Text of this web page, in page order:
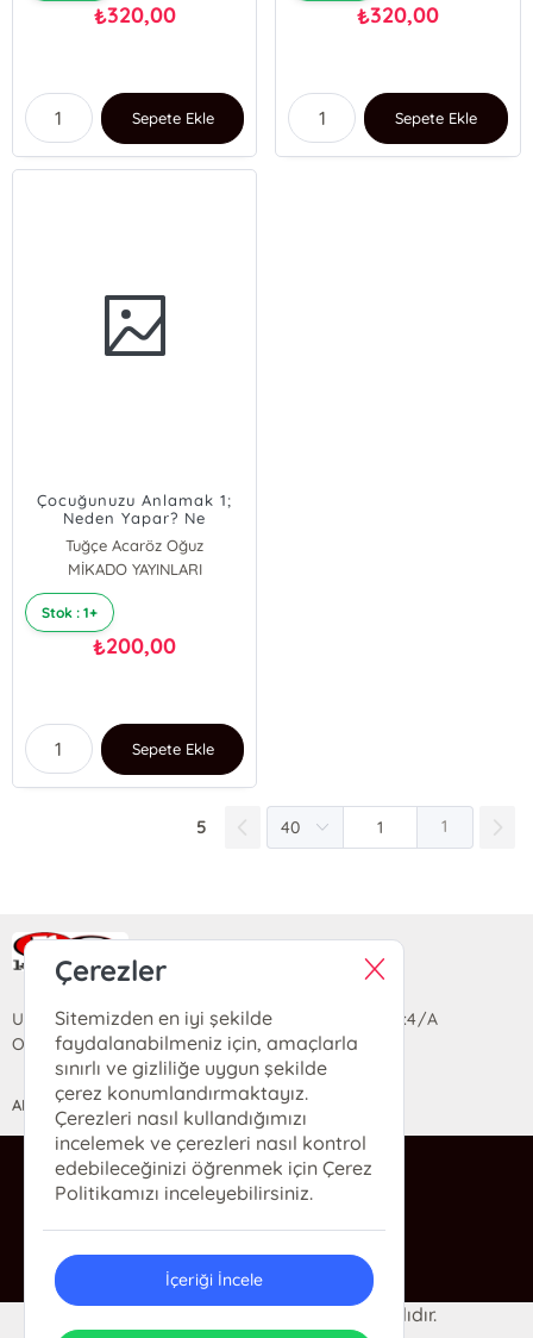
₺320,00
Sepete Ekle
₺320,00
Sepete Ekle
Çocuğunuzu Anlamak 1;
Neden Yapar? Ne
Düşünür? Ne Yapmalı?
Tuğçe Acaröz Oğuz
MİKADO YAYINLARI
Stok : 1+
₺200,00
Sepete Ekle
5 1
Ra Yayın Kitabevi
Uzun Sokak Saray Çarşısı Lara Sineması Girişi No:4/A
Ortahisar/TRABZON
ANASAYFA YARDIM İLETİŞİM
ra@rakitap.com
0(462) 326 49 71
© 2024 Ra Kitabevi. Her hakkı saklıdır.
Çerezler
Sitemizden en iyi şekilde
faydalanabilmeniz için, amaçlarla
sınırlı ve gizliliğe uygun şekilde
çerez konumlandırmaktayız.
Çerezleri nasıl kullandığımızı
incelemek ve çerezleri nasıl kontrol
edebileceğinizi öğrenmek için Çerez
Politikamızı inceleyebilirsiniz.
İçeriği İncele